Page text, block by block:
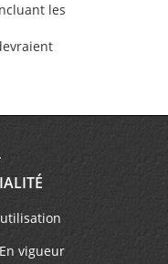
les
vigueur